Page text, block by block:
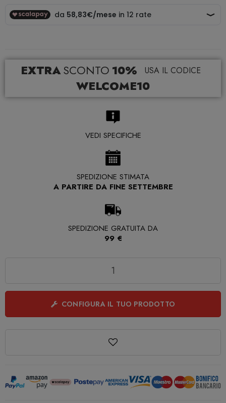
EXTRA SCONTO 10% USA IL CODICE
WELCOME10
VEDI SPECIFICHE
SPEDIZIONE STIMATA
A PARTIRE DA FINE SETTEMBRE
SPEDIZIONE GRATUITA DA
99 €
CONFIGURA IL TUO PRODOTTO